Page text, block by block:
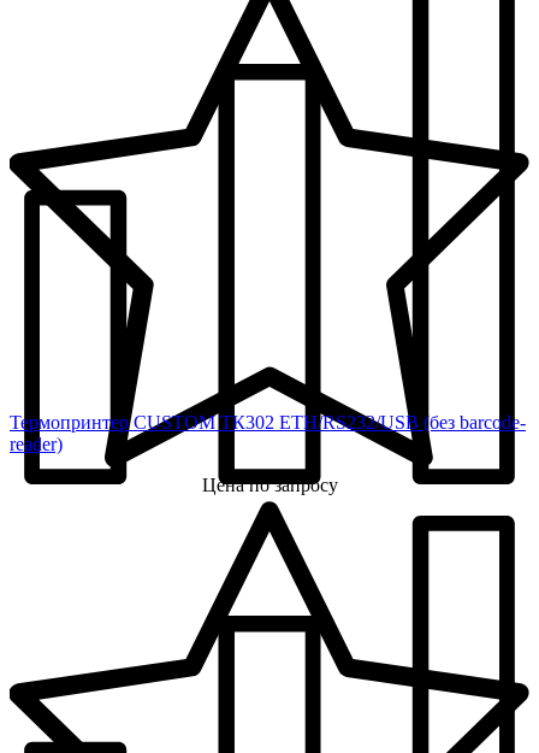
Термопринтер CUSTOM ТК302 ETH/RS232/USB (без barcode-
reader)
Цена по запросу